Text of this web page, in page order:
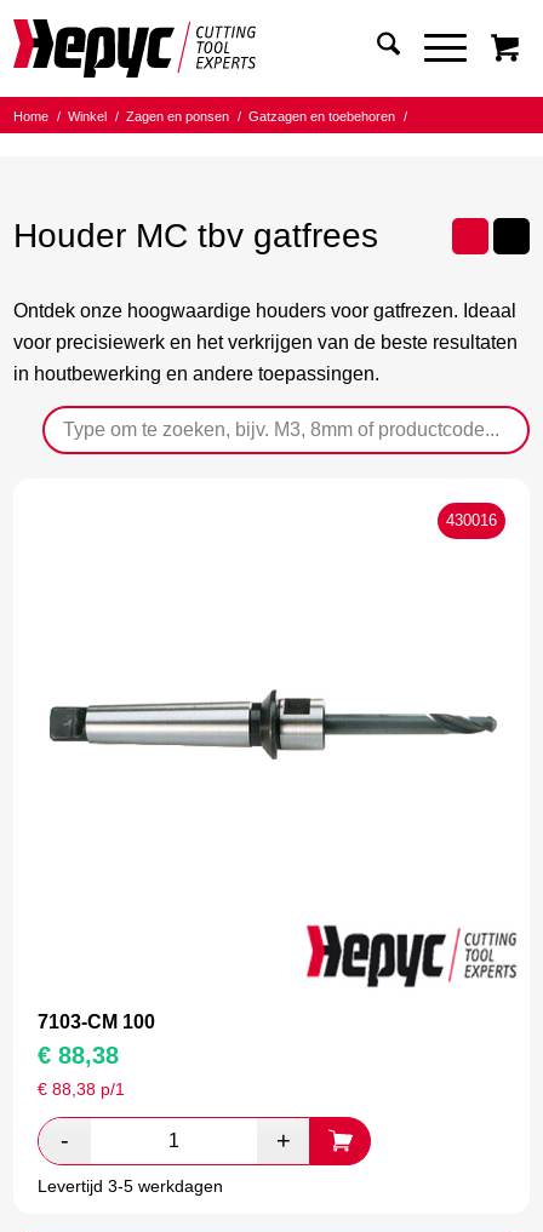
Home / Winkel / Zagen en ponsen / Gatzagen en toebehoren
/
Houder MC tbv gatfrees
Ontdek onze hoogwaardige houders voor gatfrezen. Ideaal
voor precisiewerk en het verkrijgen van de beste resultaten
in houtbewerking en andere toepassingen.
430016
7103-CM 100
€ 88,38
€88,38 p/1
Levertijd 3-5 werkdagen